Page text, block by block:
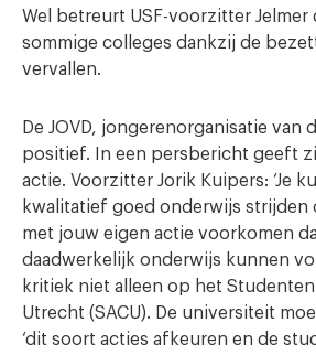
Wel betreurt USF-voorzitter Jelmer
sommige colleges dankzij de
vervallen.
De JOVD, jongerenorganisatie van
positief. In een persbericht geeft
actie. Voorzitter Jorik Kuipers: ‘Je
kwalitatief goed onderwijs strijden
met jouw eigen actie voorkomen
daadwerkelijk onderwijs kunnen
kritiek niet alleen op het
Utrecht (SACU). De universiteit
‘dit soort acties afkeuren en de